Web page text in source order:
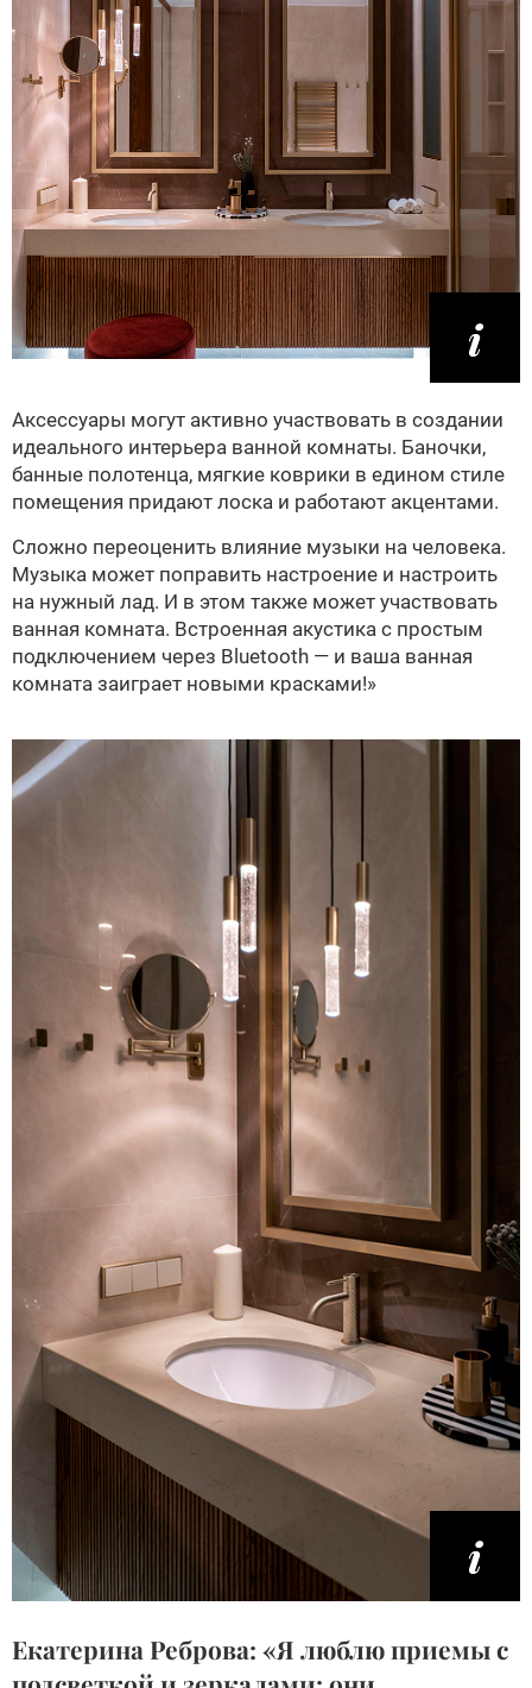
Аксессуары могут активно участвовать в создании
идеального интерьера ванной комнаты. Баночки,
банные полотенца, мягкие коврики в едином стиле
помещения придают лоска и работают акцентами.
Сложно переоценить влияние музыки на человека.
Музыка может поправить настроение и настроить
на нужный лад. И в этом также может участвовать
ванная комната. Встроенная акустика с простым
подключением через Bluetooth — и ваша ванная
комната заиграет новыми красками!»
Екатерина Реброва: «Я люблю приемы с